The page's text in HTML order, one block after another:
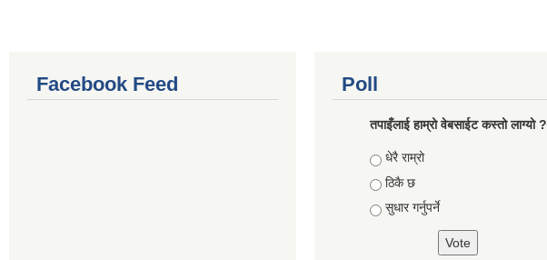
Facebook Feed Poll
तपाइँलाई हाम्रो वेबसाईट कस्तो लाग्यो ?
Choices
धेरै राम्रो
ठिकै छ
सुधार गर्नुपर्ने